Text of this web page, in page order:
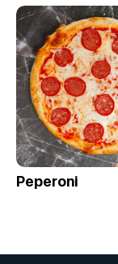
Peperoni